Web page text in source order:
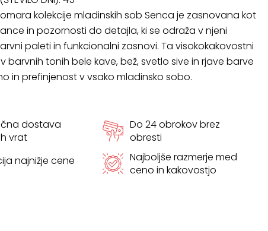
kolekcije mladinskih sob Senca je zasnovana kot
in pozornosti do detajla, ki se odraža v njeni
paleti in funkcionalni zasnovi. Ta visokokakovostni
barvnih tonih bele kave, bež, svetlo sive in rjave barve
in prefinjenost v vsako mladinsko sobo.
dostava
vrat
Do 24 obrokov brez
obresti
najnižje cene
Najboljše razmerje med
ceno in kakovostjo